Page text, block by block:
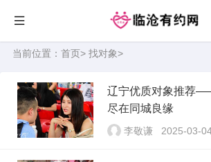
当前位置： 首页> 找对象>
辽宁优质对象推荐
尽在同城良缘
李敬谦 2025-03-